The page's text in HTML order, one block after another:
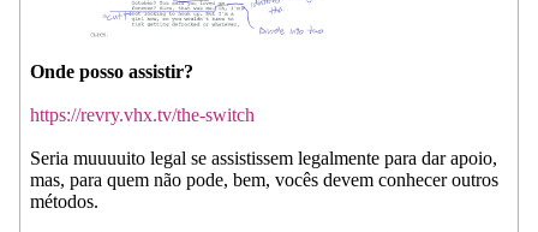
Onde posso assistir?
https://revry.vhx.tv/the-switch
Seria muuuuito legal se assistissem legalmente para dar apoio,
mas, para quem não pode, bem, vocês devem conhecer outros
métodos.